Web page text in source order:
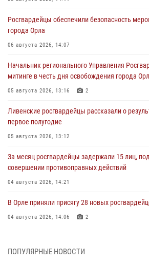
Росгвардейцы обеспечили безопасность
города Орла
06 августа 2026, 14:07
Начальник регионального Управления
митинге в честь дня освобождения города
05 августа 2026, 13:16 2
Ливенские росгвардейцы рассказали о
первое полугодие
05 августа 2026, 13:12
За месяц росгвардейцы задержали 15 лиц,
совершении противоправных действий
04 августа 2026, 14:21
В Орле приняли присягу 28 новых
04 августа 2026, 14:06 2
предоставлении госуслуг
ПОПУЛЯРНЫЕ НОВОСТИ